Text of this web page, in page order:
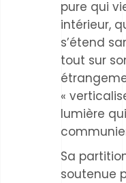
pure qui
intérieur,
s’étend
tout sur
«
lumière
Sa
soutenue